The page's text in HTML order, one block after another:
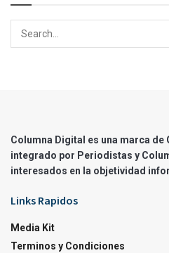
Columna Digital es una marca de
integrado por Periodistas y
interesados en la objetividad
Links Rapidos
Media Kit
Terminos y Condiciones